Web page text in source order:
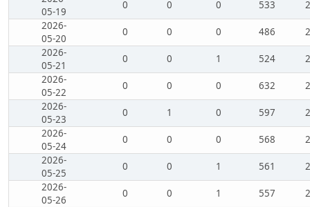
05-19
0 0 0 533
2026-
05-20
0 0 0 486
2026-
05-21
0 0 1 524
2026-
05-22
0 0 0 632
2026-
05-23
0 1 0 597
2026-
05-24
0 0 0 568
2026-
05-25
0 0 1 561
2026-
05-26
0 0 1 557